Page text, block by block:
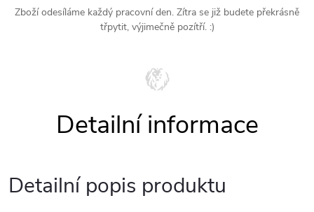
Zboží odesíláme každý pracovní den. Zítra se již budete překrásně
třpytit, výjimečně pozítří. :)
Detailní popis produktu